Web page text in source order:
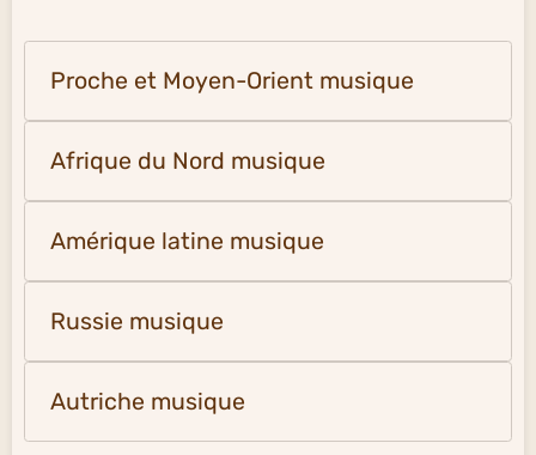
Proche et Moyen-Orient musique
Afrique du Nord musique
Amérique latine musique
Russie musique
Autriche musique